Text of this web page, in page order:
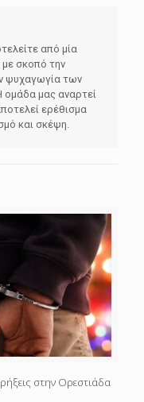
από μία
σκοπό την
ψυχαγωγία των
ομάδα μας αναρτεί
ερέθισμα
και σκέψη.
στην Ορεστιάδα